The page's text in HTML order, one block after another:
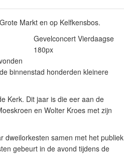
Markt en op Kelfkensbos.
Gevelconcert Vierdaagse
180px
binnenstad honderden kleinere
Kerk. Dit jaar is die eer aan de
en Wolter Kroes met zijn
dweilorkesten samen met het publiek
gebeurt in de avond tijdens de